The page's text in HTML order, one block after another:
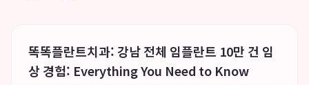
똑똑플란트치과: 강남 전체 임플란트 10만 건 임
상 경험: Everything You Need to Know